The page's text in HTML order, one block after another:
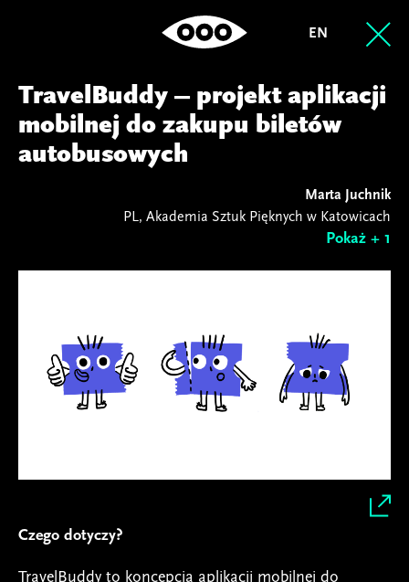
EN
TravelBuddy – projekt aplikacji
mobilnej do zakupu biletów
autobusowych
Marta Juchnik
PL, Akademia Sztuk Pięknych w Katowicach
Pokaż + 1
Czego dotyczy?
TravelBuddy to koncepcja aplikacji mobilnej do